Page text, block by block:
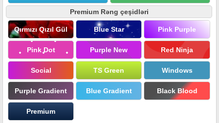
Premium Rəng çeşidləri
Qırmızı Qızıl Gül Blue Star Pink Purple
Pink Dot Purple New Red Ninja
Social TS Green Windows
Purple Gradient Blue Gradient Black Blood
Premium